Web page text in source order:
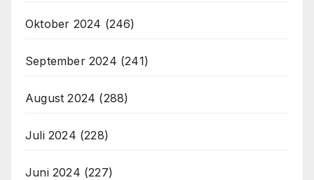
Oktober 2024 (246)
September 2024 (241)
August 2024 (288)
Juli 2024 (228)
Juni 2024 (227)